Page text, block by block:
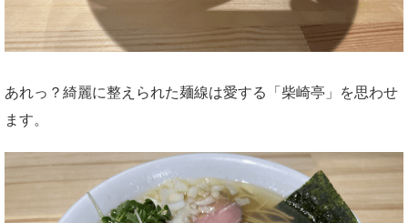
あれっ？綺麗に整えられた麺線は愛する「柴崎亭」を思わせ
ます。